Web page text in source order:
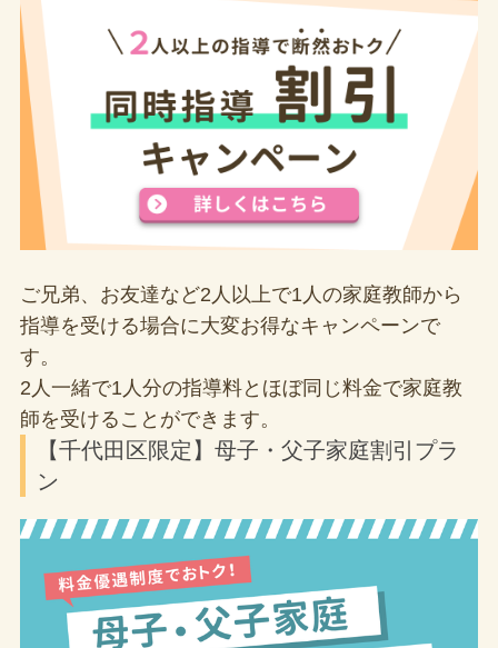
ご兄弟、お友達など2人以上で1人の家庭教師から
指導を受ける場合に大変お得なキャンペーンで
す。
2人一緒で1人分の指導料とほぼ同じ料金で家庭教
師を受けることができます。
【千代田区限定】母子・父子家庭割引プラ
ン